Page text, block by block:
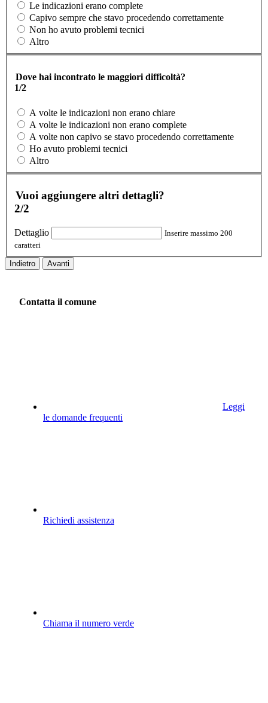
Le indicazioni erano complete
Capivo sempre che stavo procedendo correttamente
Non ho avuto problemi tecnici
Altro
Dove hai incontrato le maggiori difficoltà?
1/2
A volte le indicazioni non erano chiare
A volte le indicazioni non erano complete
A volte non capivo se stavo procedendo correttamente
Ho avuto problemi tecnici
Altro
Vuoi aggiungere altri dettagli?
2/2
Dettaglio
Inserire massimo 200
caratteri
Indietro Avanti
Contatta il comune
Leggi
le domande frequenti
Richiedi assistenza
Chiama il numero verde